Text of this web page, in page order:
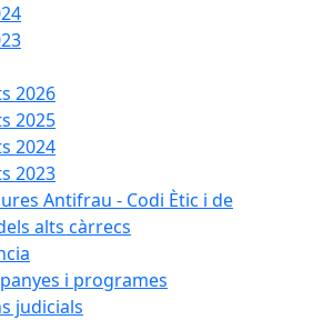
2026
2025
2024
2023
Antifrau - Codi Ètic i de
alts càrrecs
i programes
judicials